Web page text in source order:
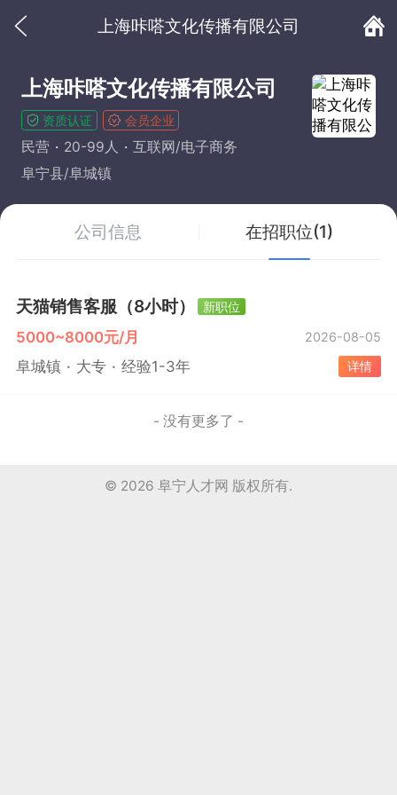
上海咔嗒文化传播有限公司
上海咔嗒文化传播有限公司
资质认证 会员企业
民营 20-99人
互联网/电子商务
阜宁县/阜城镇
公司信息 在招职位(1)
天猫销售客服（8小时） 新职位
5000~8000元/月 2026-08-05
阜城镇 大专 经验1-3年 详情
- 没有更多了 -
© 2026 阜宁人才网 版权所有.